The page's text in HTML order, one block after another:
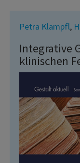
Petra Klampfl,
Integrative
klinischen